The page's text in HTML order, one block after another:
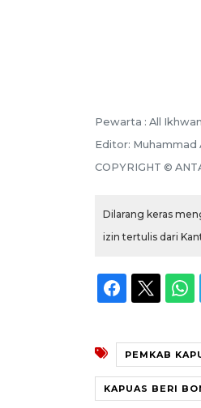
Pewarta : All Ikhwan
Editor: Muhammad
COPYRIGHT ©
Dilarang keras
izin tertulis dari
PEMKAB
KAPUAS BERI